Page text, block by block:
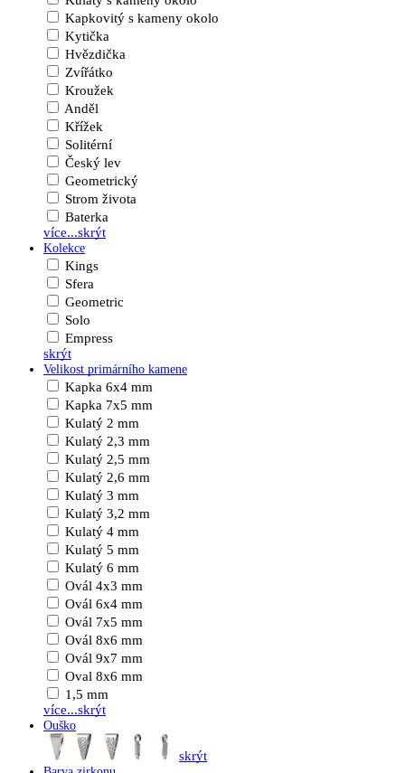
Kapkovitý s kameny okolo
Kytička
Hvězdička
Zvířátko
Kroužek
Anděl
Křížek
Solitérní
Český lev
Geometrický
Strom života
Baterka
více...skrýt
Kolekce
Kings
Sfera
Geometric
Solo
Empress
skrýt
Velikost primárního kamene
Kapka 6x4 mm
Kapka 7x5 mm
Kulatý 2 mm
Kulatý 2,3 mm
Kulatý 2,5 mm
Kulatý 2,6 mm
Kulatý 3 mm
Kulatý 3,2 mm
Kulatý 4 mm
Kulatý 5 mm
Kulatý 6 mm
Ovál 4x3 mm
Ovál 6x4 mm
Ovál 7x5 mm
Ovál 8x6 mm
Ovál 9x7 mm
Oval 8x6 mm
1,5 mm
více...skrýt
Ouško
skrýt